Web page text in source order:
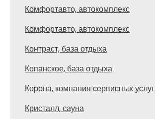
Комфортавто, автокомплекс
Комфортавто, автокомплекс
Контраст, база отдыха
Копанское, база отдыха
Корона, компания сервисных услуг
Кристалл, сауна